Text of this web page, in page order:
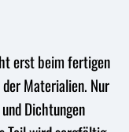
erst beim fertigen
Materialien. Nur
Dichtungen